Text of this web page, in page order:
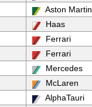
Aston Martin
Haas
Ferrari
Ferrari
Mercedes
McLaren
AlphaTauri